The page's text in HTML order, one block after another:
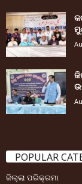
POPULAR
ଜିଲ୍ଲା ପରିକ୍ରମା